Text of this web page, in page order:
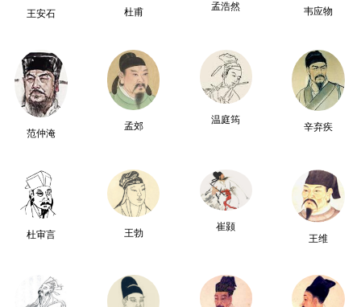
王安石 杜甫
孟浩然 韦应物
范仲淹
孟郊
温庭筠
辛弃疾
杜审言 王勃
崔颢
王维